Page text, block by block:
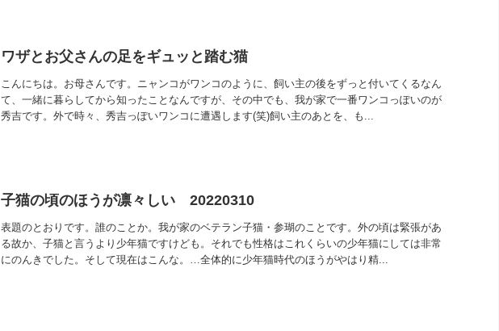
ワザとお父さんの足をギュッと踏む猫
こんにちは。お母さんです。ニャンコがワンコのように、飼い主の後をずっと付いてくるなん
て、一緒に暮らしてから知ったことなんですが、その中でも、我が家で一番ワンコっぽいのが
秀吉です。外で時々、秀吉っぽいワンコに遭遇します(笑)飼い主のあとを、も...
子猫の頃のほうが凛々しい 20220310
表題のとおりです。誰のことか。我が家のベテラン子猫・参瑚のことです。外の頃は緊張があ
る故か、子猫と言うより少年猫ですけども。それでも性格はこれくらいの少年猫にしては非常
にのんきでした。そして現在はこんな。…全体的に少年猫時代のほうがやはり精...